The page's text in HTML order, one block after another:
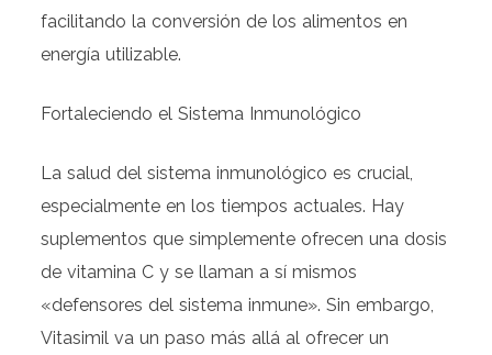
facilitando la conversión de los alimentos en
energía utilizable.
Fortaleciendo el Sistema Inmunológico
La salud del sistema inmunológico es crucial,
especialmente en los tiempos actuales. Hay
suplementos que simplemente ofrecen una dosis
de vitamina C y se llaman a sí mismos
«defensores del sistema inmune». Sin embargo,
Vitasimil va un paso más allá al ofrecer un